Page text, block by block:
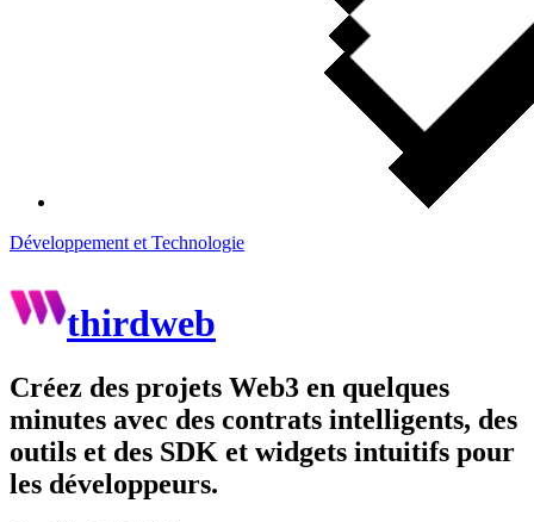
Développement et Technologie
thirdweb
Créez des projets Web3 en quelques
minutes avec des contrats intelligents, des
outils et des SDK et widgets intuitifs pour
les développeurs.